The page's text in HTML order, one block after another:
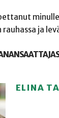
rauhassa ja
ELINA